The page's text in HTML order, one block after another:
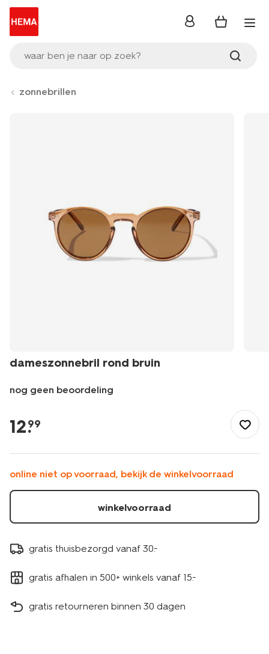
waar ben je naar op zoek?
inloggen
zonnebrillen
dameszonnebril rond bruin
nog geen beoordeling
rond-
bruin-
12.
99
online niet op voorraad, bekijk de winkelvoorraad
winkelvoorraad
gratis thuisbezorgd vanaf 30.-
gratis afhalen in 500+ winkels vanaf 15.-
gratis retourneren binnen 30 dagen